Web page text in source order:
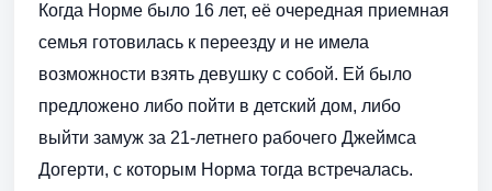
Когда Норме было 16 лет, её очередная приемная
семья готовилась к переезду и не имела
возможности взять девушку с собой. Ей было
предложено либо пойти в детский дом, либо
выйти замуж за 21-летнего рабочего Джеймса
Догерти, с которым Норма тогда встречалась.